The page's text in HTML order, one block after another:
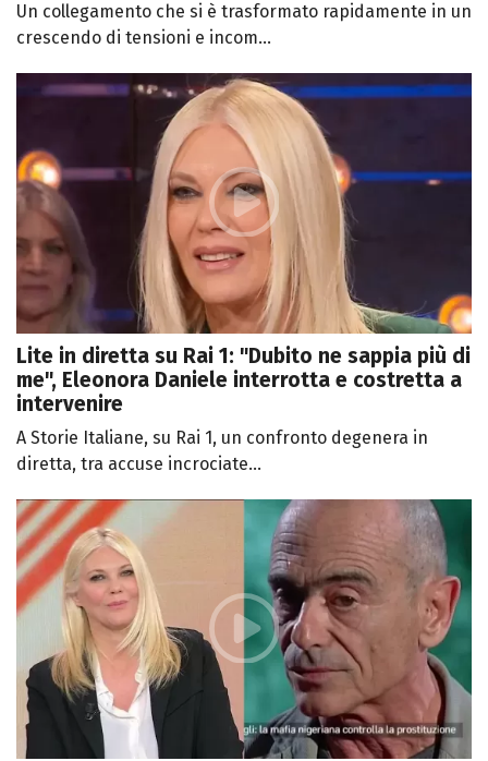
Un collegamento che si è trasformato rapidamente in un
crescendo di tensioni e incom...
Lite in diretta su Rai 1: "Dubito ne sappia più di
me", Eleonora Daniele interrotta e costretta a
intervenire
A Storie Italiane, su Rai 1, un confronto degenera in
diretta, tra accuse incrociate...